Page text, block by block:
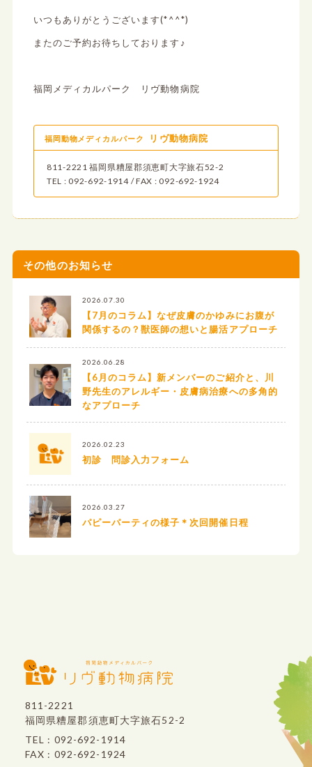
いつもありがとうございます(*^^*)
またのご予約お待ちしております♪
福岡メディカルパーク リヴ動物病院
福岡動物メディカルパーク リヴ動物病院
811-2221 福岡県糟屋郡須恵町大字旅石52-2
TEL : 092-692-1914 / FAX : 092-692-1924
その他のお知らせ
2026.07.30
【7月のコラム】なぜ皮膚のかゆみにお腹が
関係するの？獣医師の想いと腸活アプローチ
2026.06.28
【6月のコラム】新メンバーのご紹介と、川
野先生のアレルギー・皮膚病治療への多角的
なアプローチ
2026.02.23
初診 問診入力フォーム
2026.03.27
パピーパーティの様子＊次回開催日程
811-2221
福岡県糟屋郡須恵町大字旅石52-2
TEL : 092-692-1914
FAX : 092-692-1924